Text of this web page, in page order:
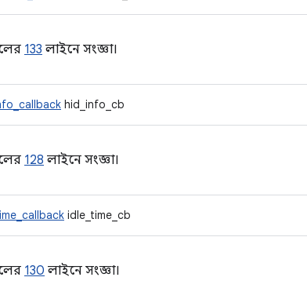
133 লাইনে সংজ্ঞা।
hid_info_cb
128 লাইনে সংজ্ঞা।
idle_time_cb
130 লাইনে সংজ্ঞা।